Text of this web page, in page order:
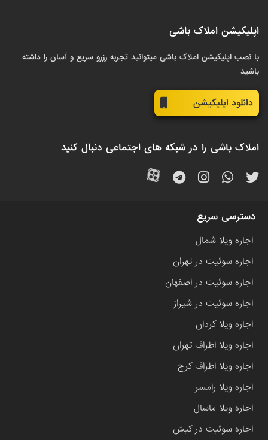
اپلیکیشن املاک باشی
با نصب اپلیکیشن املاک باشی میتوانید تجربه رزرو سریع و آسان را داشته
باشید
دانلود اپلیکیشن
املاک باشی را در شبکه های اجتماعی دنبال کنید
دسترسی سریع
اجاره ویلا شمال
اجاره سوئیت در تهران
اجاره سوئیت در اصفهان
اجاره سوئیت در شیراز
اجاره ویلا کردان
اجاره ویلا اطراف تهران
اجاره ویلا اطراف کرج
اجاره ویلا رامسر
اجاره ویلا ماسال
اجاره سوئیت در کیش